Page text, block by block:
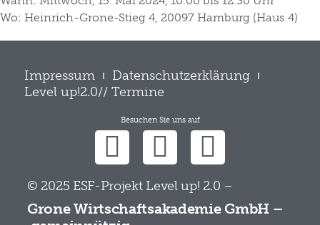
Wo: Heinrich-Grone-Stieg 4, 20097 Hamburg (Haus 4)
Impressum
Datenschutzerklärung
Level up!2.0// Termine
Besuchen Sie uns auf
© 2025 ESF-Projekt Level up! 2.0 –
Grone Wirtschaftsakademie GmbH –